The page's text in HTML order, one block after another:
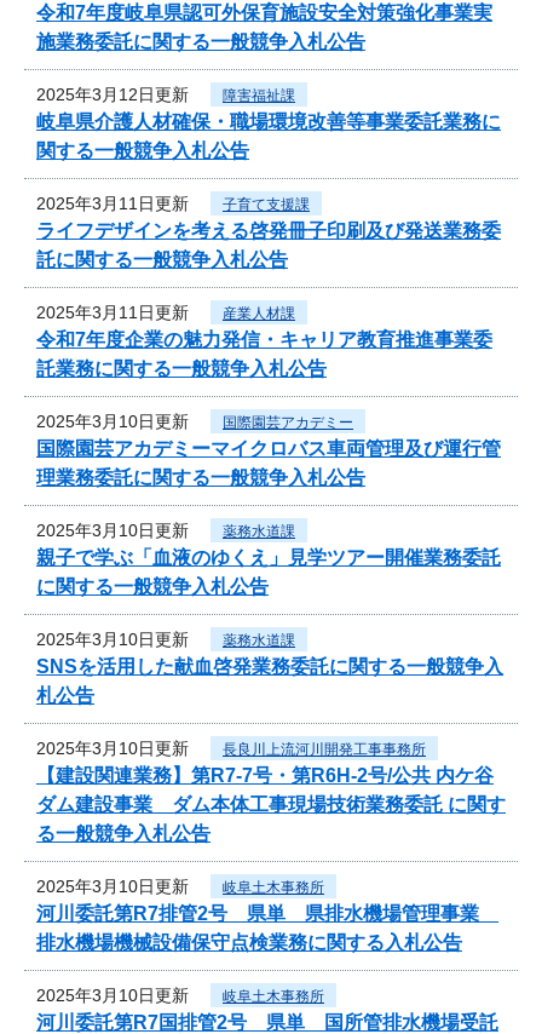
令和7年度岐阜県認可外保育施設安全対策強化事業実
施業務委託に関する一般競争入札公告
2025年3月12日更新 障害福祉課
岐阜県介護人材確保・職場環境改善等事業委託業務に
関する一般競争入札公告
2025年3月11日更新 子育て支援課
ライフデザインを考える啓発冊子印刷及び発送業務委
託に関する一般競争入札公告
2025年3月11日更新 産業人材課
令和7年度企業の魅力発信・キャリア教育推進事業委
託業務に関する一般競争入札公告
2025年3月10日更新 国際園芸アカデミー
国際園芸アカデミーマイクロバス車両管理及び運行管
理業務委託に関する一般競争入札公告
2025年3月10日更新 薬務水道課
親子で学ぶ「血液のゆくえ」見学ツアー開催業務委託
に関する一般競争入札公告
2025年3月10日更新 薬務水道課
SNSを活用した献血啓発業務委託に関する一般競争入
札公告
2025年3月10日更新 長良川上流河川開発工事事務所
【建設関連業務】第R7-7号・第R6H-2号/公共 内ケ谷
ダム建設事業 ダム本体工事現場技術業務委託 に関す
る一般競争入札公告
2025年3月10日更新 岐阜土木事務所
河川委託第R7排管2号 県単 県排水機場管理事業
排水機場機械設備保守点検業務に関する入札公告
2025年3月10日更新 岐阜土木事務所
河川委託第R7国排管2号 県単 国所管排水機場受託